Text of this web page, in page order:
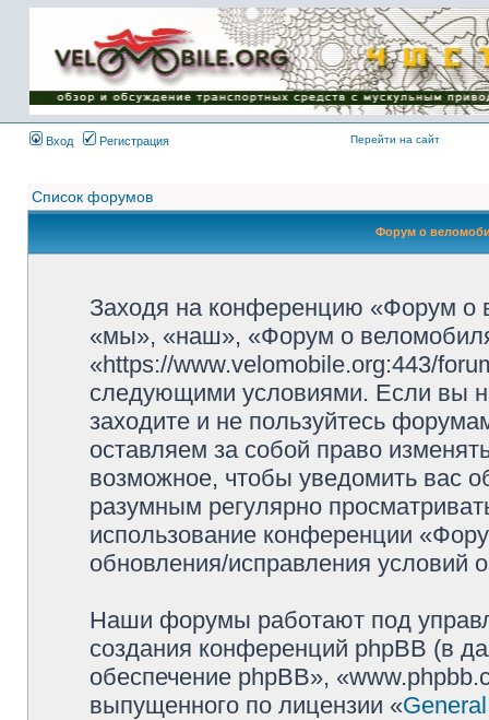
Имя пользователя:
Пароль:
{ LOG_ME_IN_SHORT
}
Вход
Регистрация Перейти на сайт
Список форумов
Форум о
Заходя на конференцию «Форум о
«мы», «наш», «Форум о
«https://www.velomobile.org:443/
следующими условиями. Если вы
заходите и не пользуйтесь
оставляем за собой право
возможное, чтобы уведомить вас
разумным регулярно
использование конференции
обновления/исправления условий
Наши форумы работают под
создания конференций phpBB (в
обеспечение phpBB»,
выпущенного по лицензии «